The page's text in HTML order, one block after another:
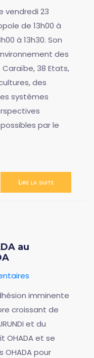
vendredi 23
de 13h00 à
à 13h30. Son
des
38 Etats,
des
systèmes
par le
Lire la suite
au
imminente
croissant de
et du
OHADA et se
pour